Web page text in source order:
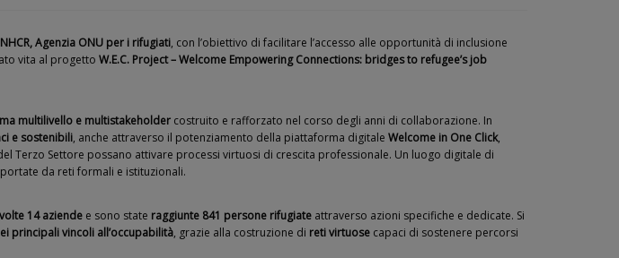
Agenzia ONU per i rifugiati, con l’obiettivo di facilitare l’accesso alle opportunità di inclusione
vita al progetto W.E.C. Project – Welcome Empowering Connections: bridges to refugee’s job
multilivello e multistakeholder costruito e rafforzato nel corso degli anni di collaborazione. In
e sostenibili, anche attraverso il potenziamento della piattaforma digitale Welcome in One Click,
Terzo Settore possano attivare processi virtuosi di crescita professionale. Un luogo digitale di
da reti formali e istituzionali.
14 aziende e sono state raggiunte 841 persone rifugiate attraverso azioni specifiche e dedicate. Si
principali vincoli all’occupabilità, grazie alla costruzione di reti virtuose capaci di sostenere percorsi